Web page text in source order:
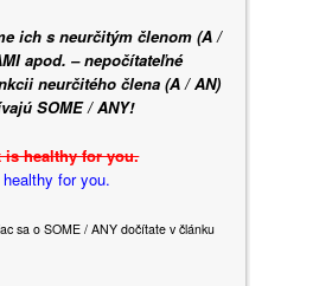
ich s neurčitým členom (A /
apod. – nepočítateľné
neurčitého člena (A / AN)
SOME / ANY!
is healthy for you.
for you.
sa o SOME / ANY dočítate v článku